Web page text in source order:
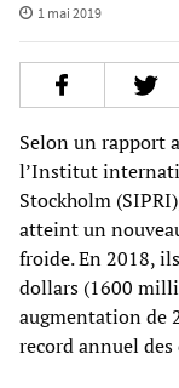
1 mai 2019
Selon un rapport
l’Institut
Stockholm
atteint un
froide. En 2018,
dollars (1600
augmentation de
record annuel